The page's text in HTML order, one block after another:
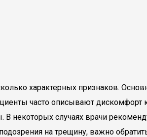
характерных признаков.
часто описывают
некоторых случаях врачи
на трещину, важно